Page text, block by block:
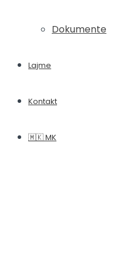
Dokumente
Lajme
Kontakt
🇲🇰 MK